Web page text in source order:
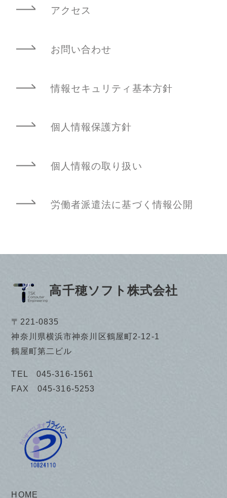
アクセス
お問い合わせ
情報セキュリティ基本方針
個人情報保護方針
個人情報の取り扱い
労働者派遣法に基づく情報公開
高千穂ソフト株式会社
〒221-0835
神奈川県横浜市神奈川区鶴屋町2-12-1
鶴屋町第二ビル
TEL 045-316-1561
FAX 045-316-5253
HOME